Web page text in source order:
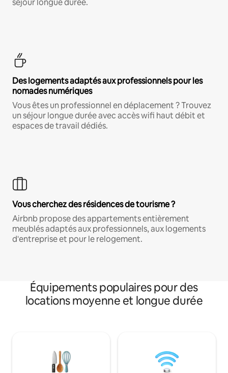
séjour longue durée.
Des logements adaptés aux professionnels pour les
nomades numériques
Vous êtes un professionnel en déplacement ? Trouvez
un séjour longue durée avec accès wifi haut débit et
espaces de travail dédiés.
Vous cherchez des résidences de tourisme ?
Airbnb propose des appartements entièrement
meublés adaptés aux professionnels, aux logements
d'entreprise et pour le relogement.
Équipements populaires pour des
locations moyenne et longue durée